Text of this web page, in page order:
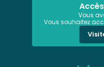
Vous
Vous souhaitez